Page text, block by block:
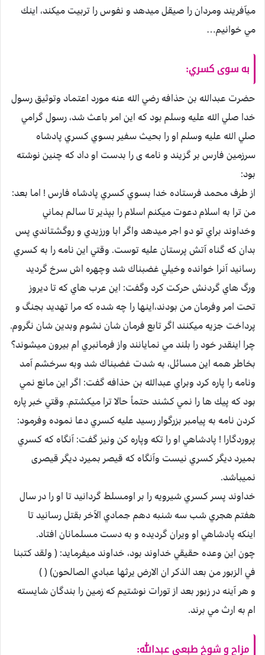
ميآفريند ومردان را صيقل ميدهد و نفوس را تربيت ميكند، اينك
مي خوانيم…
به سوی كسري:
حضرت عبدالله بن حذافه رضي الله عنه مورد اعتماد وتوثيق رسول
خدا صلي الله عليه وسلم بود كه اين امر باعث شد، رسول گرامي
صلي الله عليه وسلم او را بحيث سفير بسوي كسري پادشاه
سرزمين فارس بر گزيند و نامه ی را بدست او داد كه چنين نوشته
بود:
از طرف محمد فرستاده خدا بسوي كسري پادشاه فارس ! اما بعد:
من ترا به اسلام دعوت ميكنم اسلام را بپذير تا سالم بماني
وخداوند براي تو دو اجر ميدهد واگر ابا ورزيدي و روگشتاندي پس
بدان كه گناه آتش پرستان عليه توست. وقتي اين نامه را به كسري
رسانيد آنرا خوانده وخيلي غضبناك شد وچهره اش سرخ گرديد
ورگ هاي گردنش حركت كرد وگفت: اين عرب هاي كه تا ديروز
تحت امر وفرمان من بودند،اينها را چه شده كه مرا تهديد بجنگ و
پرداخت جزيه ميكنند اگر تابع فرمان شان نشوم وبدين شان نگروم.
چرا اينقدر خود را بلند مي نمايانند واز فرمانبري ام بيرون ميشوند؟
بخاطر همه اين مسائل، به شدت غضبناك شد وبه سرخشم آمد
ونامه را پاره كرد وبراي عبدالله بن حذافه گفت: اگر اين مانع نمي
بود كه پيك ها را نمي كشند حتماً حالا ترا ميكشتم. وقتي خبر پاره
كردن نامه به پيامبر بزرگوار رسيد عليه كسري دعا نموده وفرمود:
پروردگارا ! پادشاهي او را تكه وپاره كن ونيز گفت: آنگاه كه كسري
بميرد ديگر كسري نيست وآنگاه كه قيصر بميرد ديگر قيصری
نميباشد.
خداوند پسر كسري شيرويه را بر اومسلط گردانيد تا او را در سال
هفتم هجري شب سه شنبه دهم جمادي الآخر بقتل رسانيد تا
اينكه پادشاهي او ويران گردیده و به دست مسلمانان افتاد.
چون اين وعده حقيقي خداوند بود، خداوند ميفرمايد: ( ولقد كتبنا
في الزبور من بعد الذكر ان الارض يرثها عبادي الصالحون) ( )
و هر آينه در زبور بعد از تورات نوشتيم كه زمين را بندگان شايسته
ام به ارث مي برند.
مزاح و شوخ طبعی عبدالله: